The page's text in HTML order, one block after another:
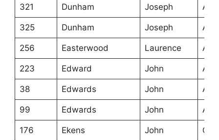
321 Dunham Joseph
325 Dunham Joseph
256 Easterwood Laurence
223 Edward John
38 Edwards John
99 Edwards John
176 Ekens John